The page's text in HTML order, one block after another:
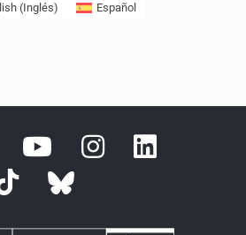
(Inglés) Español